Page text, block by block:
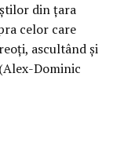
din țara
celor care
ascultând și
Dominic